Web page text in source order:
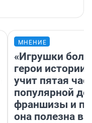
МНЕНИЕ
«Игрушки
герои
учит пятая
популярной
франшизы и
она полезна